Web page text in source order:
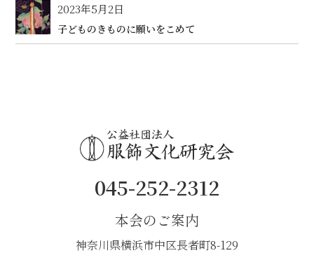
2023年5月2日
子どものきものに願いをこめて
045-252-2312
本会のご案内
神奈川県横浜市中区長者町8-129